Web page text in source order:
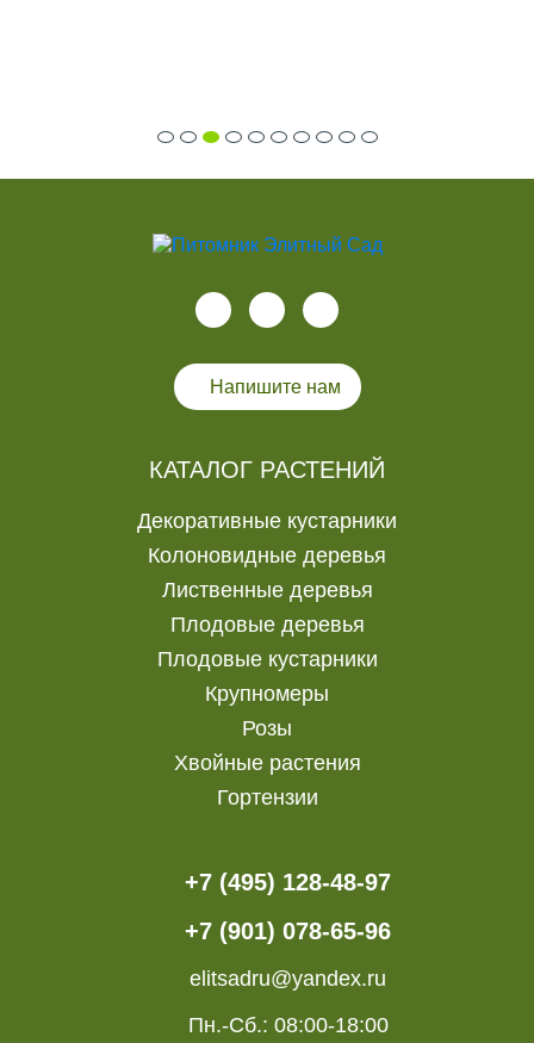
Напишите нам
КАТАЛОГ РАСТЕНИЙ
Декоративные кустарники
Колоновидные деревья
Лиственные деревья
Плодовые деревья
Плодовые кустарники
Крупномеры
Розы
Хвойные растения
Гортензии
+7 (495) 128-48-97
+7 (901) 078-65-96
elitsadru@yandex.ru
Пн.-Сб.: 08:00-18:00